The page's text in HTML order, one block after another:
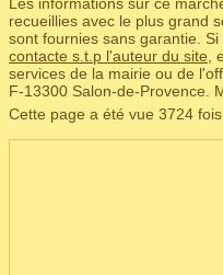
recueillies avec le plus grand
sont fournies sans garantie.
contacte s.t.p l'auteur du site
services de la mairie ou de
F‑13300 Salon-de-Provence.
Cette page a été vue 3724